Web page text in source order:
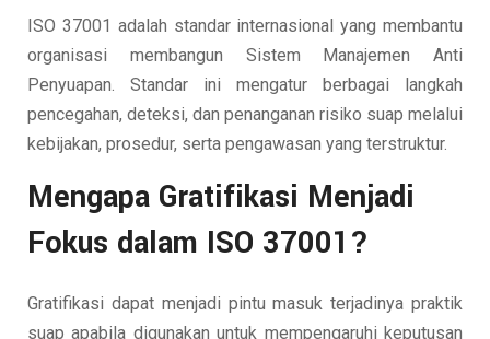
ISO 37001 adalah standar internasional yang membantu
organisasi membangun Sistem Manajemen Anti
Penyuapan. Standar ini mengatur berbagai langkah
pencegahan, deteksi, dan penanganan risiko suap melalui
kebijakan, prosedur, serta pengawasan yang terstruktur.
Mengapa Gratifikasi Menjadi
Fokus dalam ISO 37001?
Gratifikasi dapat menjadi pintu masuk terjadinya praktik
suap apabila digunakan untuk mempengaruhi keputusan